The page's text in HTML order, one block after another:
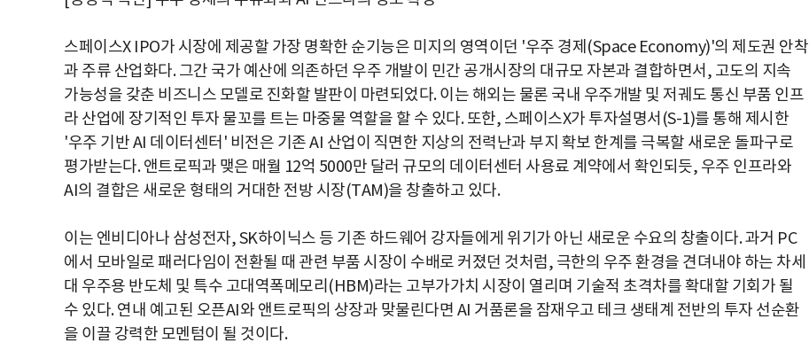
스페이스X IPO가 시장에 제공할 가장 명확한 순기능은 미지의 영역이던 '우주 경제(Space Economy)'의 제도권 안착
과 주류 산업화다. 그간 국가 예산에 의존하던 우주 개발이 민간 공개시장의 대규모 자본과 결합하면서, 고도의 지속
가능성을 갖춘 비즈니스 모델로 진화할 발판이 마련되었다. 이는 해외는 물론 국내 우주개발 및 저궤도 통신 부품 인프
라 산업에 장기적인 투자 물꼬를 트는 마중물 역할을 할 수 있다. 또한, 스페이스X가 투자설명서(S-1)를 통해 제시한
'우주 기반 AI 데이터센터' 비전은 기존 AI 산업이 직면한 지상의 전력난과 부지 확보 한계를 극복할 새로운 돌파구로
평가받는다. 앤트로픽과 맺은 매월 12억 5000만 달러 규모의 데이터센터 사용료 계약에서 확인되듯, 우주 인프라와
AI의 결합은 새로운 형태의 거대한 전방 시장(TAM)을 창출하고 있다.
이는 엔비디아나 삼성전자, SK하이닉스 등 기존 하드웨어 강자들에게 위기가 아닌 새로운 수요의 창출이다. 과거 PC
에서 모바일로 패러다임이 전환될 때 관련 부품 시장이 수배로 커졌던 것처럼, 극한의 우주 환경을 견뎌내야 하는 차세
대 우주용 반도체 및 특수 고대역폭메모리(HBM)라는 고부가가치 시장이 열리며 기술적 초격차를 확대할 기회가 될
수 있다. 연내 예고된 오픈AI와 앤트로픽의 상장과 맞물린다면 AI 거품론을 잠재우고 테크 생태계 전반의 투자 선순환
을 이끌 강력한 모멘텀이 될 것이다.